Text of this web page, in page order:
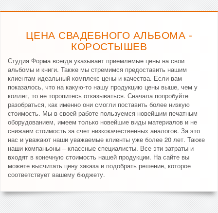
ЦЕНА СВАДЕБНОГО АЛЬБОМА -
КОРОСТЫШЕВ
Студия Форма всегда указывает приемлемые цены на свои
альбомы и книги. Также мы стремимся предоставить нашим
клиентам идеальный комплекс цены и качества. Если вам
показалось, что на какую-то нашу продукцию цены выше, чем у
коллег, то не торопитесь отказываться. Сначала попробуйте
разобраться, как именно они смогли поставить более низкую
стоимость. Мы в своей работе пользуемся новейшим печатным
оборудованием, имеем только новейшие виды материалов и не
снижаем стоимость за счет низкокачественных аналогов. За это
нас и уважают наши уважаемые клиенты уже более 20 лет. Также
наши компаньоны – классные специалисты. Все эти затраты и
входят в конечную стоимость нашей продукции. На сайте вы
можете высчитать цену заказа и подобрать решение, которое
соответствует вашему бюджету.